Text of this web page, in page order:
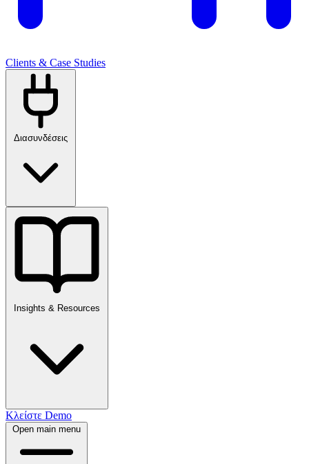
Clients & Case Studies
Διασυνδέσεις
Insights & Resources
Κλείστε Demo
Open main menu